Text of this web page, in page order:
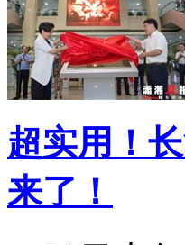
超实用！
来了！